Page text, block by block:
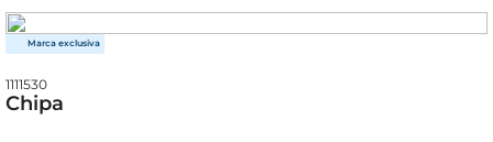
1111530
Chipa
leite
café
queijo